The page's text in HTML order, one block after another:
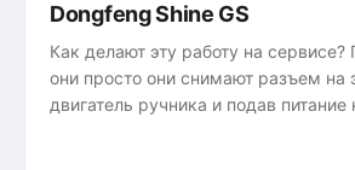
Dongfeng Shine GS
Как делают эту работу на
они просто они снимают разъем на
двигатель ручника и подав питание